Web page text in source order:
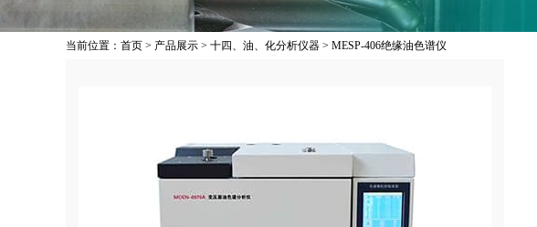
当前位置： 首页 > 产品展示 > 十四、油、化分析仪器 > MESP-406绝缘油色谱仪